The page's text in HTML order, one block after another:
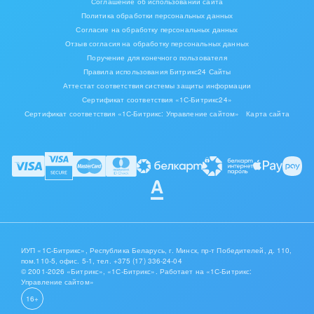
Политика обработки персональных данных
Согласие на обработку персональных данных
Отзыв согласия на обработку персональных данных
Поручение для конечного пользователя
Правила использования Битрикс24 Сайты
Аттестат соответствия системы защиты информации
Сертификат соответствия «1С-Битрикс24»
Сертификат соответствия «1С-Битрикс: Управление сайтом»
Карта сайта
ИУП «1С-Битрикс», Республика Беларусь, г. Минск, пр-т Победителей, д. 110,
пом.110-5, офис. 5-1,тел. +375 (17) 336-24-04
© 2001-2026 «Битрикс», «1С-Битрикс». Работает на «1С-Битрикс:
Управление сайтом»
16+